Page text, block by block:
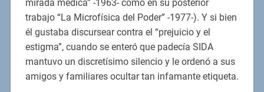
mirada médica” -1963- como en su posterior
trabajo “La Microfísica del Poder” -1977-). Y si bien
él gustaba discursear contra el “prejuicio y el
estigma”, cuando se enteró que padecía SIDA
mantuvo un discretísimo silencio y le ordenó a sus
amigos y familiares ocultar tan infamante etiqueta.